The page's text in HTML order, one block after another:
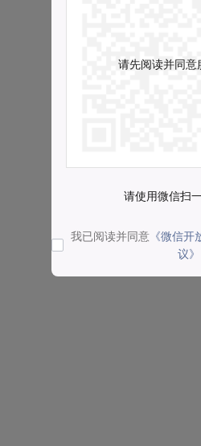
请先阅读并同意
请使用微信扫
我已阅读并同意 《微信
议》